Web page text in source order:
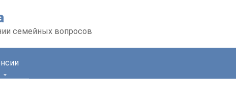
семейных вопросов